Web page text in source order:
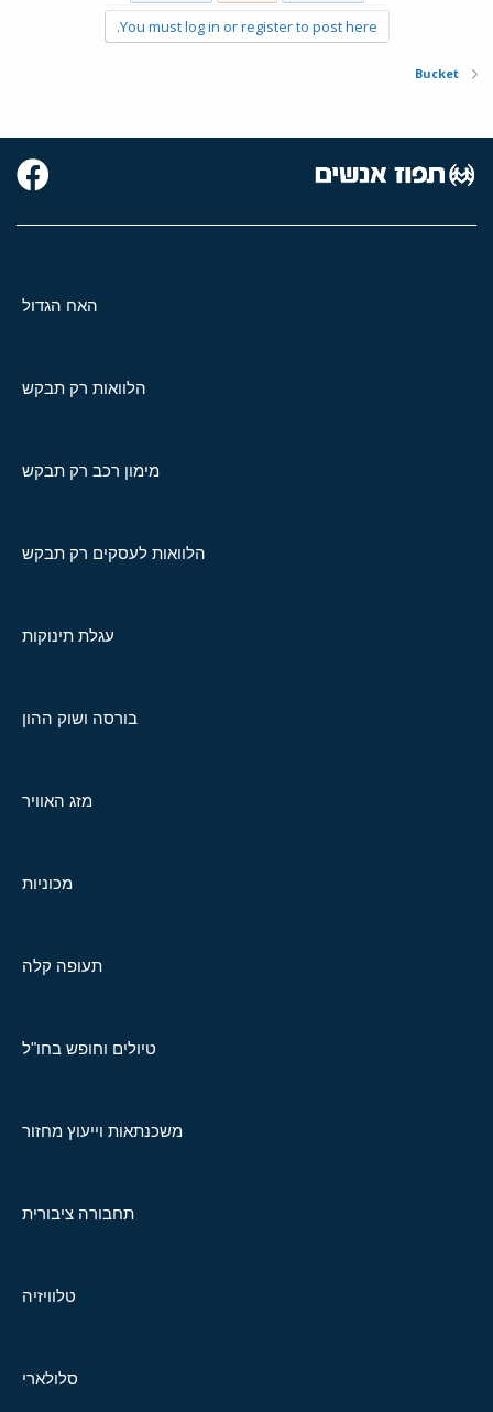
You must log in or register to post here.
Bucket
האח הגדול
הלוואות רק תבקש
מימון רכב רק תבקש
הלוואות לעסקים רק תבקש
עגלת תינוקות
בורסה ושוק ההון
מזג האוויר
מכוניות
תעופה קלה
טיולים וחופש בחו"ל
משכנתאות וייעוץ מחזור
תחבורה ציבורית
טלוויזיה
סלולארי